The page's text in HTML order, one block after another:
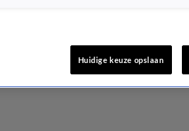
Huidige keuze opslaan